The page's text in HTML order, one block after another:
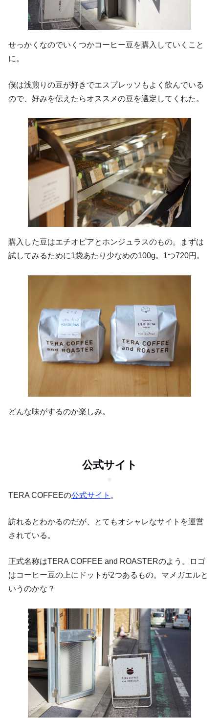
せっかくなのでいくつかコーヒー豆を購入していくこと
に。
僕は浅煎りの豆が好きでエスプレッソもよく飲んでいる
ので、好みを伝えたらオススメの豆を選定してくれた。
購入した豆はエチオピアとホンジュラスのもの。まずは
試してみるために1袋あたり少なめの100g。1つ720円。
どんな味がするのか楽しみ。
公式サイト
TERA COFFEEの公式サイト 。
訪れるとわかるのだが、とてもオシャレなサイトを運営
されている。
正式名称はTERA COFFEE and ROASTERのよう。ロゴ
はコーヒー豆の上にドットが2つあるもの。マメガエルと
いうのかな？